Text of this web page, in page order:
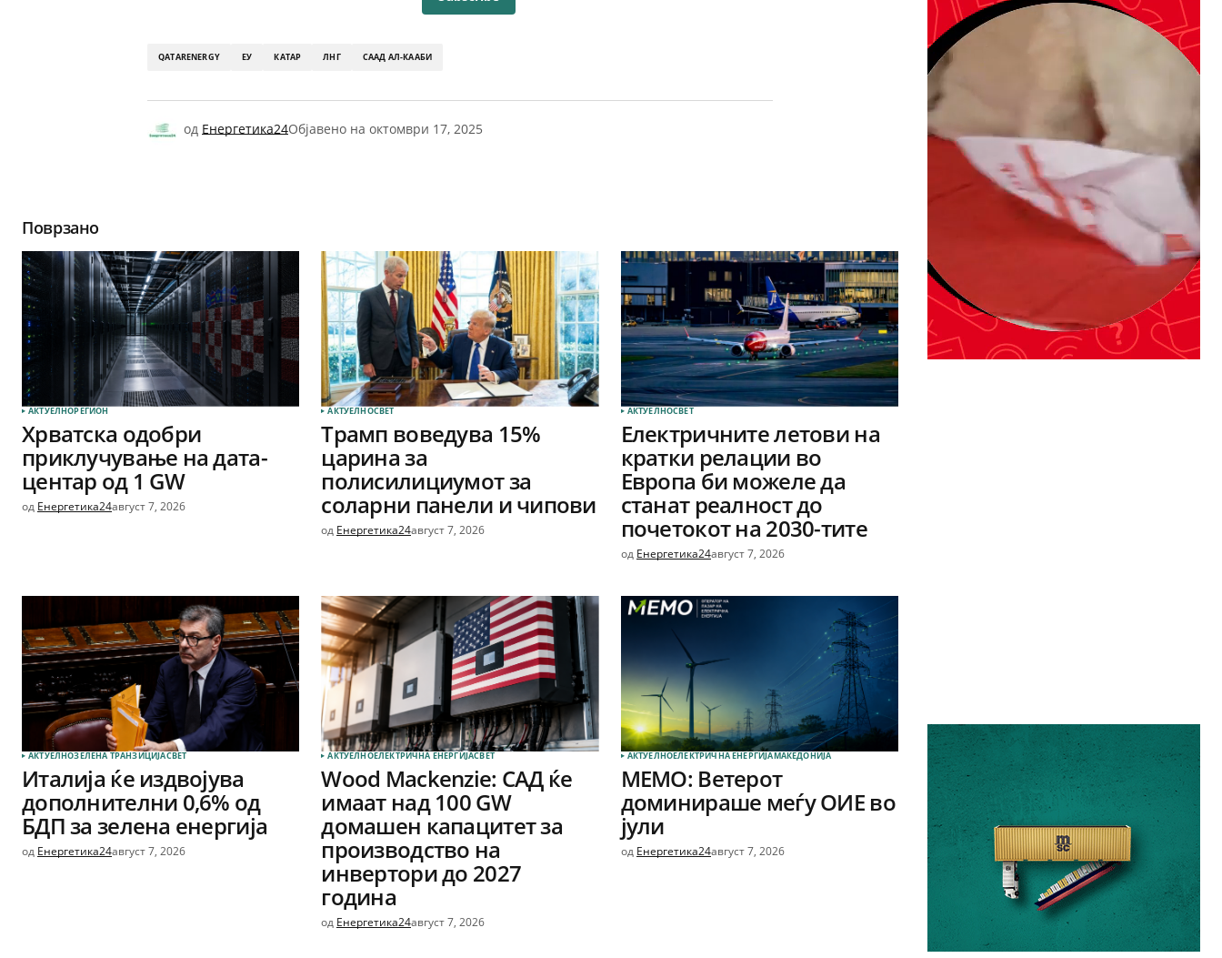
QATARENERGY ЕУ КАТАР ЛНГ СААД АЛ-КААБИ
од Енергетика24Објавено на октомври 17, 2025
Поврзано
АКТУЕЛНОРЕГИОН
Хрватска одобри
приклучување на дата-
центар од 1 GW
од Енергетика24август 7, 2026
АКТУЕЛНОСВЕТ
Трамп воведува 15%
царина за
полисилициумот за
соларни панели и чипови
од Енергетика24август 7, 2026
АКТУЕЛНОСВЕТ
Електричните летови на
кратки релации во
Европа би можеле да
станат реалност до
почетокот на 2030-тите
од Енергетика24август 7, 2026
АКТУЕЛНОЗЕЛЕНА ТРАНЗИЦИЈАСВЕТ
Италија ќе издвојува
дополнителни 0,6% од
БДП за зелена енергија
од Енергетика24август 7, 2026
АКТУЕЛНОЕЛЕКТРИЧНА ЕНЕРГИЈАСВЕТ
Wood Mackenzie: САД ќе
имаат над 100 GW
домашен капацитет за
производство на
инвертори до 2027
година
од Енергетика24август 7, 2026
АКТУЕЛНОЕЛЕКТРИЧНА ЕНЕРГИЈАМАКЕДОНИЈА
МЕМО: Ветерот
доминираше меѓу ОИЕ во
јули
од Енергетика24август 7, 2026